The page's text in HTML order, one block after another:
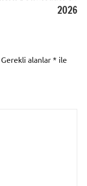
2026
Gerekli alanlar * ile